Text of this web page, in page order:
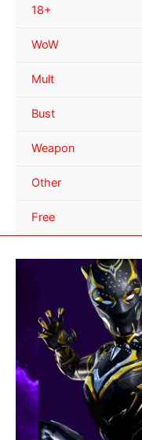
18+
WoW
Mult
Bust
Weapon
Other
Free